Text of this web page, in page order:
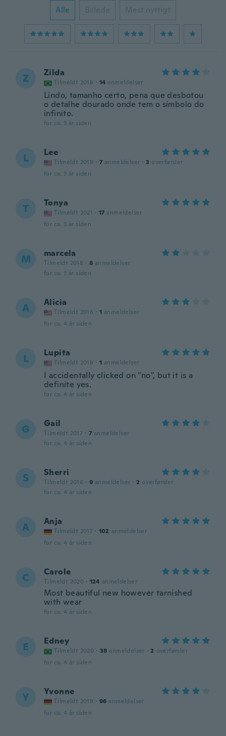
Alle Billede Mest nyttigt
Z Zilda
Tilmeldt 2018 · 14 anmeldelser
Lindo, tamanho certo, pena que desbotou
o detalhe dourado onde tem o símbolo do
infinito.
for ca. 3 år siden
L Lee
Tilmeldt 2019 · 7 anmeldelser · 3 overførsler
for ca. 3 år siden
T Tonya
Tilmeldt 2021 · 17 anmeldelser
for ca. 3 år siden
M marcela
Tilmeldt 2018 · 8 anmeldelser
for ca. 3 år siden
A Alicia
Tilmeldt 2016 · 1 anmeldelser
for ca. 4 år siden
L Lupita
Tilmeldt 2018 · 1 anmeldelser
I accidentally clicked on "no", but it is a
definite yes.
for ca. 4 år siden
G Gail
Tilmeldt 2017 · 7 anmeldelser
for ca. 4 år siden
S Sherri
Tilmeldt 2016 · 9 anmeldelser · 2 overførsler
for ca. 4 år siden
A Anja
Tilmeldt 2017 · 102 anmeldelser
for ca. 4 år siden
C Carole
Tilmeldt 2020 · 124 anmeldelser
Most beautiful new however tarnished
with wear
for ca. 4 år siden
E Edney
Tilmeldt 2020 · 38 anmeldelser · 2 overførsler
for ca. 4 år siden
Y Yvonne
Tilmeldt 2019 · 96 anmeldelser
for ca. 4 år siden